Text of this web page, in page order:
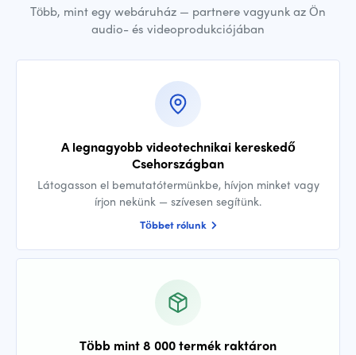
Több, mint egy webáruház — partnere vagyunk az Ön
audio- és videoprodukciójában
A legnagyobb videotechnikai kereskedő
Csehországban
Látogasson el bemutatótermünkbe, hívjon minket vagy
írjon nekünk — szívesen segítünk.
Többet rólunk
Több mint 8 000 termék raktáron